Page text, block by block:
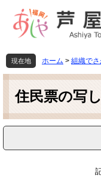
先
頭
を
飛
本
文
現在地 ホーム > 組織で
本
住民票の写